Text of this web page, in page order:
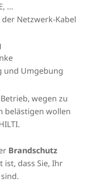
…
Netzwerk-Kabel
und Umgebung
wegen zu
belästigen wollen
Brandschutz
dass Sie, Ihr